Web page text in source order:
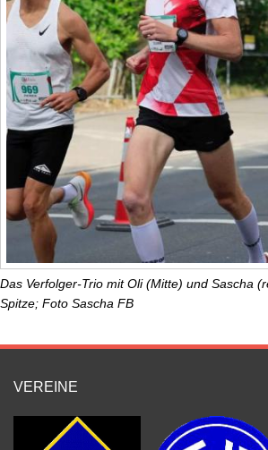
Das Verfolger-Trio mit Oli (Mitte) und Sascha
Spitze; Foto Sascha FB
VEREINE